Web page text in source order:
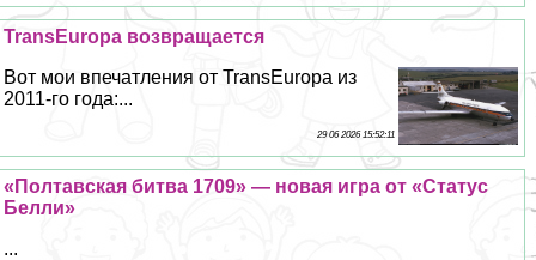
TransEuropa возвращается
Вот мои впечатления от TransEuropa из
2011-го года:...
29 06 2026 15:52:11
«Полтавская битва 1709» — новая игра от «Статус
Белли»
...